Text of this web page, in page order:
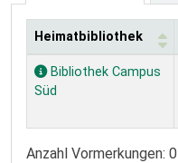
Exemplare
Heimatbibliothek
Bibliothek Campus
Süd
Anzahl Vormerkungen: 0